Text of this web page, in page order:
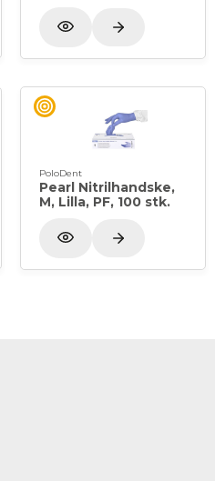
PoloDent
Pearl Nitrilhandske,
M, Lilla, PF, 100 stk.